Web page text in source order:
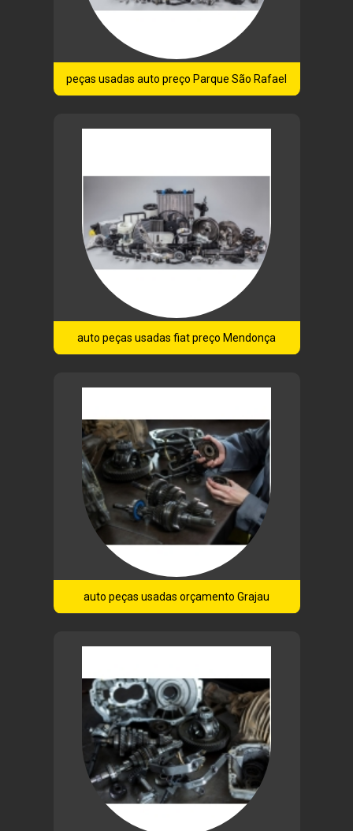
peças usadas auto preço Parque São Rafael
auto peças usadas fiat preço Mendonça
auto peças usadas orçamento Grajau